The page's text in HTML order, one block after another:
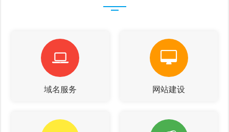
域名服务 网站建设